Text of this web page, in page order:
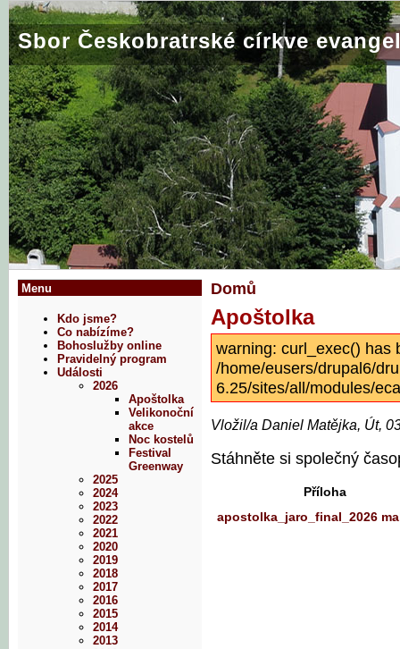
Sbor Českobratrské církve
Domů
Apoštolka
warning: curl_exec() has
/home/eusers/drupal6/
6.25/sites/all/modules/
Vložil/a Daniel Matějka, Út,
Stáhněte si společný
Příloha
apostolka_jaro_final_2026
Menu
Kdo jsme?
Co nabízíme?
Bohoslužby online
Pravidelný program
Události
2026
Apoštolka
Velikonoční
akce
Noc kostelů
Festival
Greenway
2025
2024
2023
2022
2021
2020
2019
2018
2017
2016
2015
2014
2013